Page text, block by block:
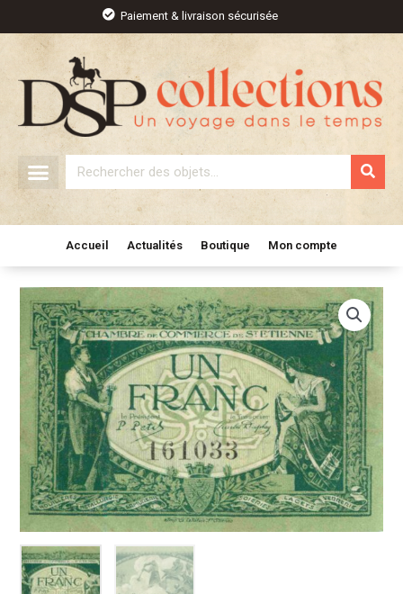
contenu
Paiement & livraison sécurisée
Rechercher
Accueil Actualités Boutique Mon compte